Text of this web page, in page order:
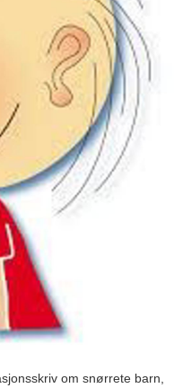
om snørrete barn,